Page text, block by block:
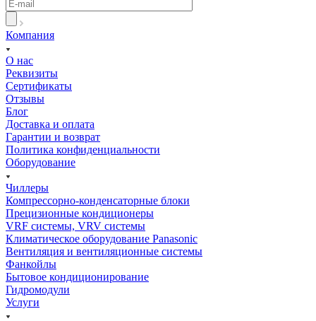
Компания
О нас
Реквизиты
Сертификаты
Отзывы
Блог
Доставка и оплата
Гарантии и возврат
Политика конфиденциальности
Оборудование
Чиллеры
Компрессорно-конденсаторные блоки
Прецизионные кондиционеры
VRF системы, VRV системы
Климатическое оборудование Panasonic
Вентиляция и вентиляционные системы
Фанкойлы
Бытовое кондиционирование
Гидромодули
Услуги